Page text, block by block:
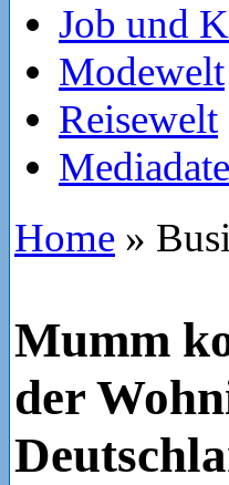
Job und
Modewelt
Reisewelt
Home »
Mumm
der